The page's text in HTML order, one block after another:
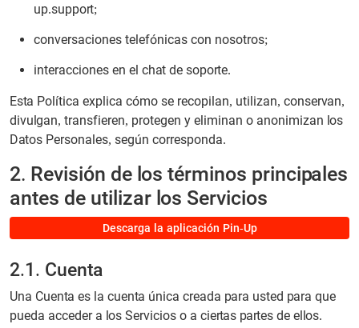
up.support;
conversaciones telefónicas con nosotros;
interacciones en el chat de soporte.
Esta Política explica cómo se recopilan, utilizan, conservan,
divulgan, transfieren, protegen y eliminan o anonimizan los
Datos Personales, según corresponda.
2. Revisión de los términos principales
antes de utilizar los Servicios
Descarga la aplicación Pin-Up
2.1. Cuenta
Una Cuenta es la cuenta única creada para usted para que
pueda acceder a los Servicios o a ciertas partes de ellos.